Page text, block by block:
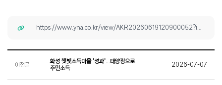
이전글
화성 햇빛소득마을 '성과'…태양광으로
주민소득
2026-07-07